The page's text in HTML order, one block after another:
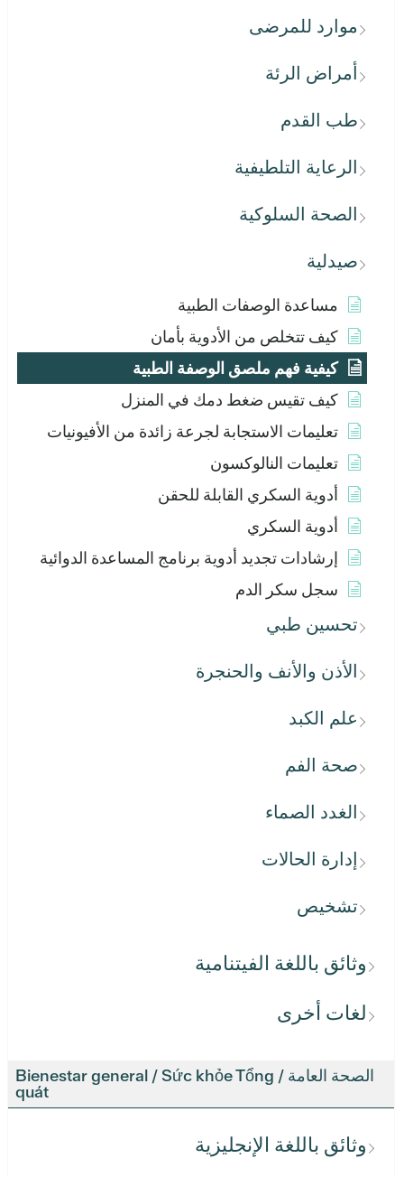
موارد للمرضى
أمراض الرئة
طب القدم
الرعاية التلطيفية
الصحة السلوكية
صيدلية
مساعدة الوصفات الطبية
كيف تتخلص من الأدوية بأمان
كيفية فهم ملصق الوصفة الطبية
كيف تقيس ضغط دمك في المنزل
تعليمات الاستجابة لجرعة زائدة من الأفيونيات
تعليمات النالوكسون
أدوية السكري القابلة للحقن
أدوية السكري
إرشادات تجديد أدوية برنامج المساعدة الدوائية
سجل سكر الدم
تحسين طبي
الأذن والأنف والحنجرة
علم الكبد
صحة الفم
الغدد الصماء
إدارة الحالات
تشخيص
وثائق باللغة الفيتنامية
لغات أخرى
الصحة العامة / Bienestar general / Sức khỏe Tổng
quát
وثائق باللغة الإنجليزية